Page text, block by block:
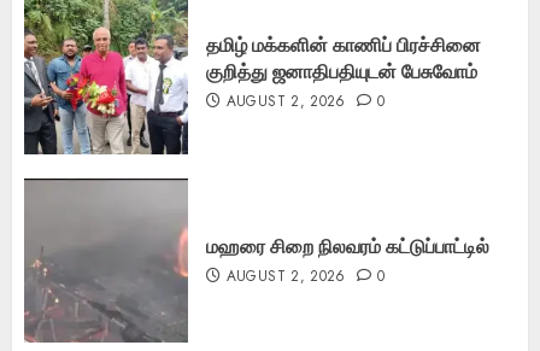
தமிழ் மக்களின் காணிப் பிரச்சினை
குறித்து ஜனாதிபதியுடன் பேசுவோம்
AUGUST 2, 2026 0
மஹரை சிறை நிலவரம் கட்டுப்பாட்டில்
AUGUST 2, 2026 0